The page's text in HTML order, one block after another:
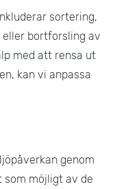
sortering,
bortforsling av
med att rensa ut
kan vi anpassa
genom
möjligt av de